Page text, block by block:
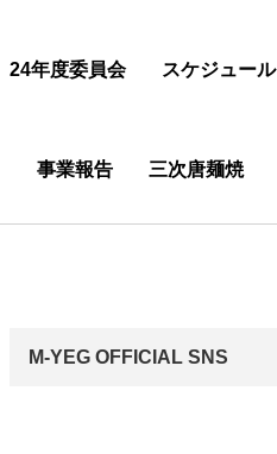
24年度委員会 スケジュール
事業報告 三次唐麺焼
M-YEG OFFICIAL SNS